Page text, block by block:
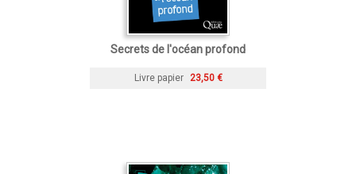
Secrets de l'océan profond
Livre papier 23,50 €